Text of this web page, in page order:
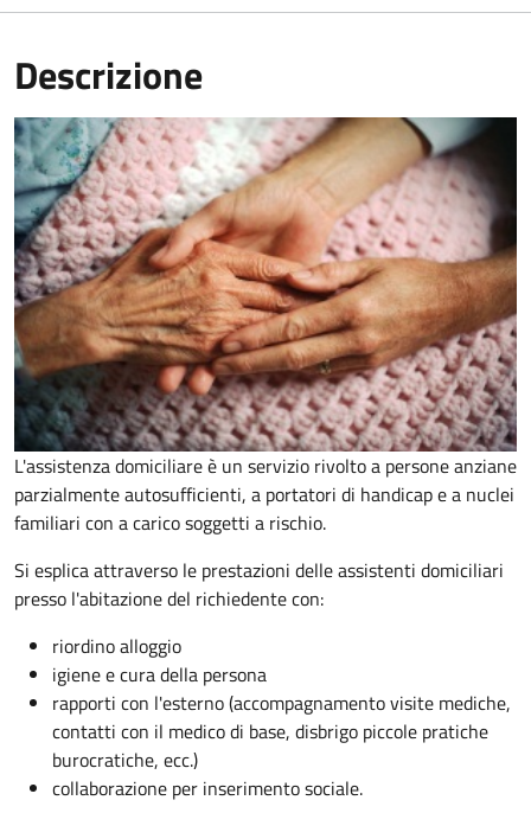
Descrizione
L'assistenza domiciliare è un servizio rivolto a persone anziane
parzialmente autosufficienti, a portatori di handicap e a nuclei
familiari con a carico soggetti a rischio.
Si esplica attraverso le prestazioni delle assistenti domiciliari
presso l'abitazione del richiedente con:
riordino alloggio
igiene e cura della persona
rapporti con l'esterno (accompagnamento visite mediche,
contatti con il medico di base, disbrigo piccole pratiche
burocratiche, ecc.)
collaborazione per inserimento sociale.